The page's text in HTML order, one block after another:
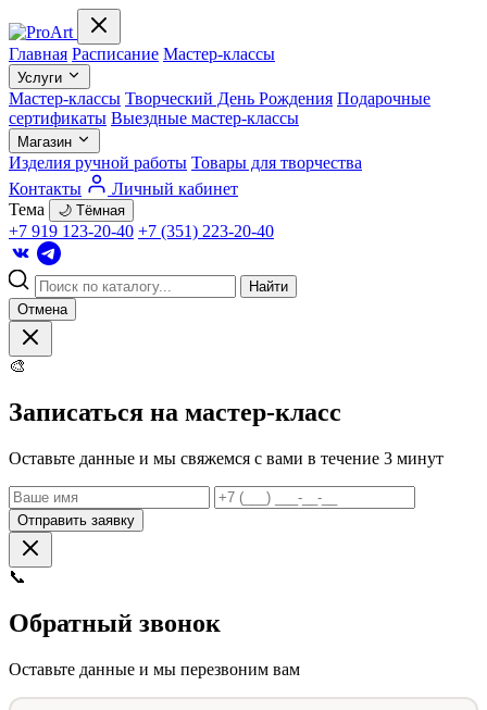
Главная Расписание Мастер-классы
Услуги
Мастер-классы Творческий День Рождения Подарочные
сертификаты Выездные мастер-классы
Магазин
Изделия ручной работы Товары для творчества
Контакты
Личный кабинет
Тема
🌙 Тёмная
+7 919 123-20-40 +7 (351) 223-20-40
Найти
Отмена
🎨
Записаться на мастер-класс
Оставьте данные и мы свяжемся с вами в течение 3 минут
Отправить заявку
📞
Обратный звонок
Оставьте данные и мы перезвоним вам